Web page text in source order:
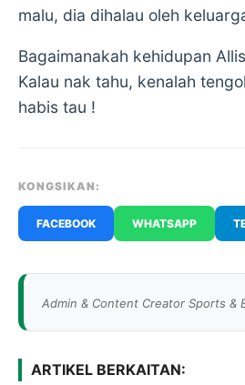
malu, dia dihalau oleh
Bagaimanakah kehidupan
Kalau nak tahu, kenalah
habis tau !
KONGSIKAN:
FACEBOOK WHATSAPP
Admin & Content Creator Sports &
ARTIKEL BERKAITAN: